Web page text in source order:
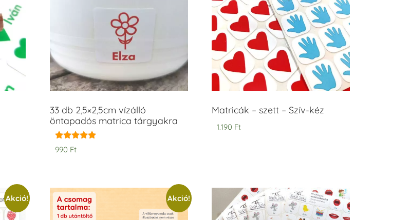
33 db 2,5×2,5cm vízálló
öntapadós matrica tárgyakra
Értékelés:
5.00
990 Ft
Matricák – szett – Szív-kéz
1.190 Ft
Akció! Akció!